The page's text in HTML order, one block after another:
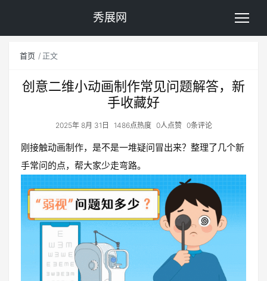
秀展网
首页 正文
创意二维小动画制作常见问题解答，新
手收藏好
2025年 8月 31日 1486点热度 0人点赞 0条评论
刚接触动画制作，是不是一堆疑问冒出来？整理了几个新
手常问的点，帮大家少走弯路。